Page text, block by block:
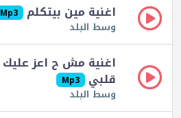
اغنية مين بيتكلم Mp3
وسط البلد
اغنية مش ح اعز عليك
قلبي Mp3
وسط البلد